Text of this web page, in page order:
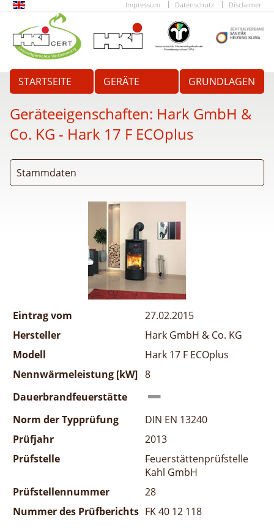
Impressum Datenschutz Disclaimer
STARTSEITE GERÄTE GRUNDLAGEN
Geräteeigenschaften: Hark GmbH &
Co. KG - Hark 17 F ECOplus
Stammdaten
Eintrag vom
27.02.2015
Hersteller
Hark GmbH & Co. KG
Modell
Hark 17 F ECOplus
Nennwärmeleistung [kW] 8
Dauerbrandfeuerstätte
Norm der Typprüfung
DIN EN 13240
Prüfjahr
2013
Prüfstelle
Feuerstättenprüfstelle
Kahl GmbH
Prüfstellennummer
28
Nummer des Prüfberichts FK 40 12 118